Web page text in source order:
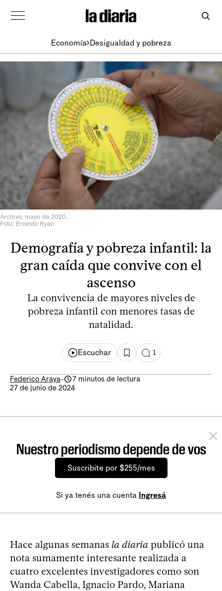
Economía Desigualdad y pobreza
Archivo, mayo de 2020.
Foto: Ernesto Ryan
Demografía y pobreza infantil: la
gran caída que convive con el
ascenso
La convivencia de mayores niveles de
pobreza infantil con menores tasas de
natalidad.
Escuchar 1
Federico Araya-
7 minutos de lectura
27 de junio de 2024
Nuestro periodismo depende de vos
Suscribite por $255/mes
Si ya tenés una cuenta Ingresá
Hace algunas semanas la diaria publicó una
nota sumamente interesante realizada a
cuatro excelentes investigadores como son
Wanda Cabella, Ignacio Pardo, Mariana